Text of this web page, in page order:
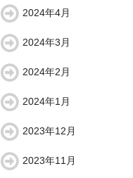
2024年4月
2024年3月
2024年2月
2024年1月
2023年12月
2023年11月